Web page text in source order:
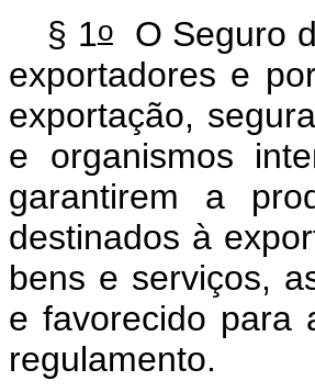
§ 1oO Seguro
exportadores e
exportação,
e organismos
garantirem a
destinados à
bens e serviços,
e favorecido para
regulamento.